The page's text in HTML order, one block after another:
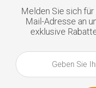
Melden Sie sich
Mail-Adresse an
exklusive